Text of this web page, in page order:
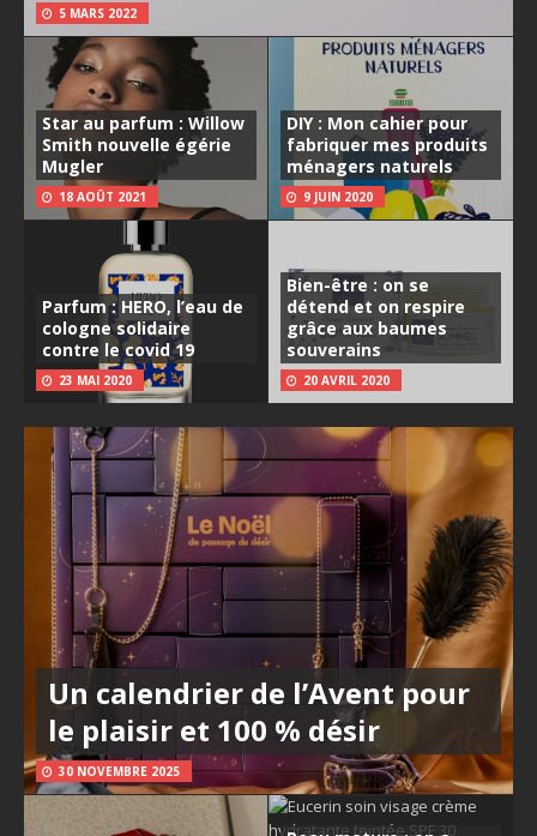
5 MARS 2022
Star au parfum : Willow
Smith nouvelle égérie
Mugler
18 AOÛT 2021
DIY : Mon cahier pour
fabriquer mes produits
ménagers naturels
9 JUIN 2020
Parfum : HERO, l’eau de
cologne solidaire
contre le covid 19
23 MAI 2020
Bien-être : on se
détend et on respire
grâce aux baumes
souverains
20 AVRIL 2020
Un calendrier de l’Avent pour
le plaisir et 100 % désir
30 NOVEMBRE 2025